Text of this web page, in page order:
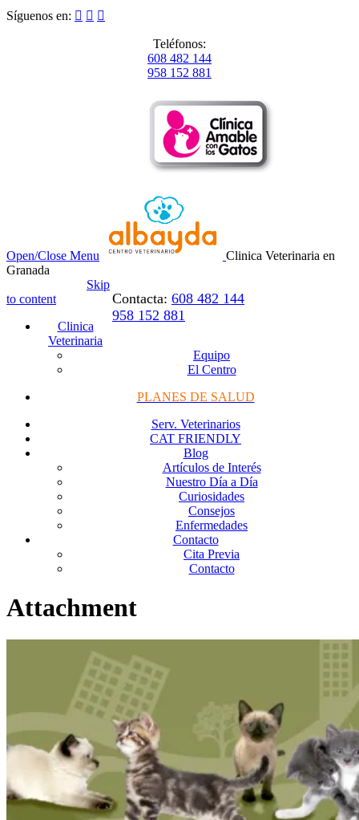
Síguenos en:   
Teléfonos:
608 482 144
958 152 881
Open/Close Menu
Clinica Veterinaria en
Granada
Contacta: 608 482 144
958 152 881
Skip
to content
Clinica
Veterinaria
Equipo
El Centro
PLANES DE SALUD
Serv. Veterinarios
CAT FRIENDLY
Blog
Artículos de Interés
Nuestro Día a Día
Curiosidades
Consejos
Enfermedades
Contacto
Cita Previa
Contacto
Attachment